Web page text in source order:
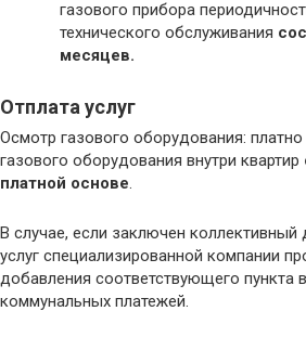
газового прибора
технического обслуживания
месяцев.
Отплата услуг
Осмотр газового оборудования:
газового оборудования внутри квартир
платной основе.
В случае, если заключен коллективный
услуг специализированной компании
добавления соответствующего пункта
коммунальных платежей.